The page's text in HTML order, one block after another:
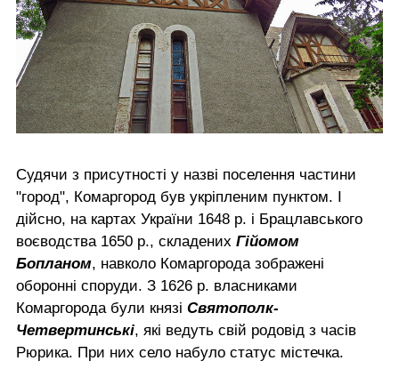
Судячи з присутності у назві поселення частини
"город", Комаргород був укріпленим пунктом. І
дійсно, на картах України 1648 р. і Брацлавського
воєводства 1650 р., складених Гійомом
Бопланом, навколо Комаргорода зображені
оборонні споруди. З 1626 р. власниками
Комаргорода були князі Святополк-
Четвертинські, які ведуть свій родовід з часів
Рюрика. При них село набуло статус містечка.